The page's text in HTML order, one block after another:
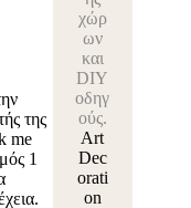
της
me
1
χώρ
ων
και
DIY
οδηγ
ούς.
Art
Dec
orati
on